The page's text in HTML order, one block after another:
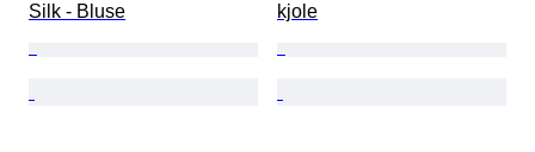
Silk - Bluse
kjole